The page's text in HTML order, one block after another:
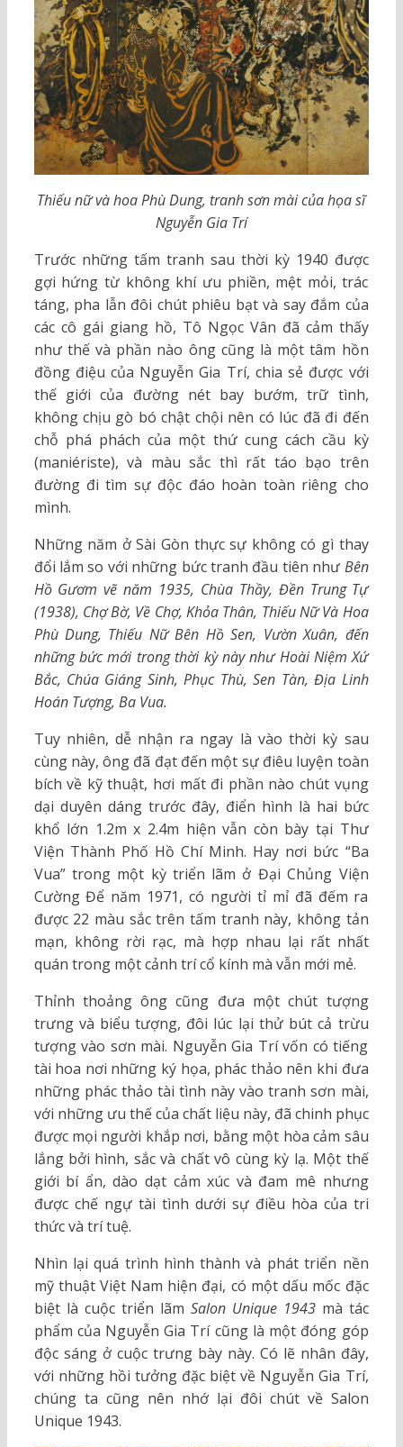
Thiếu nữ và hoa Phù Dung, tranh sơn mài của họa sĩ
Nguyễn Gia Trí
Trước những tấm tranh sau thời kỳ 1940 được
gợi hứng từ không khí ưu phiền, mệt mỏi, trác
táng, pha lẫn đôi chút phiêu bạt và say đắm của
các cô gái giang hồ, Tô Ngọc Vân đã cảm thấy
như thế và phần nào ông cũng là một tâm hồn
đồng điệu của Nguyễn Gia Trí, chia sẻ được với
thế giới của đường nét bay bướm, trữ tình,
không chịu gò bó chật chội nên có lúc đã đi đến
chỗ phá phách của một thứ cung cách cầu kỳ
(maniériste), và màu sắc thì rất táo bạo trên
đường đi tìm sự độc đáo hoàn toàn riêng cho
mình.
Những năm ở Sài Gòn thực sự không có gì thay
đổi lắm so với những bức tranh đầu tiên như Bên
Hồ Gươm vẽ năm 1935, Chùa Thầy, Đền Trung Tự
(1938), Chợ Bờ, Về Chợ, Khỏa Thân, Thiếu Nữ Và Hoa
Phù Dung, Thiếu Nữ Bên Hồ Sen, Vườn Xuân, đến
những bức mới trong thời kỳ này như Hoài Niệm Xứ
Bắc, Chúa Giáng Sinh, Phục Thù, Sen Tàn, Địa Linh
Hoán Tượng, Ba Vua.
Tuy nhiên, dễ nhận ra ngay là vào thời kỳ sau
cùng này, ông đã đạt đến một sự điêu luyện toàn
bích về kỹ thuật, hơi mất đi phần nào chút vụng
dại duyên dáng trước đây, điển hình là hai bức
khổ lớn 1.2m x 2.4m hiện vẫn còn bày tại Thư
Viện Thành Phố Hồ Chí Minh. Hay nơi bức “Ba
Vua” trong một kỳ triển lãm ở Đại Chủng Viện
Cường Để năm 1971, có người tỉ mỉ đã đếm ra
được 22 màu sắc trên tấm tranh này, không tản
mạn, không rời rạc, mà hợp nhau lại rất nhất
quán trong một cảnh trí cổ kính mà vẫn mới mẻ.
Thỉnh thoảng ông cũng đưa một chút tượng
trưng và biểu tượng, đôi lúc lại thử bút cả trừu
tượng vào sơn mài. Nguyễn Gia Trí vốn có tiếng
tài hoa nơi những ký họa, phác thảo nên khi đưa
những phác thảo tài tình này vào tranh sơn mài,
với những ưu thế của chất liệu này, đã chinh phục
được mọi người khắp nơi, bằng một hòa cảm sâu
lắng bởi hình, sắc và chất vô cùng kỳ lạ. Một thế
giới bí ẩn, dào dạt cảm xúc và đam mê nhưng
được chế ngự tài tình dưới sự điều hòa của tri
thức và trí tuệ.
Nhìn lại quá trình hình thành và phát triển nền
mỹ thuật Việt Nam hiện đại, có một dấu mốc đặc
biệt là cuộc triển lãm Salon Unique 1943mà tác
phẩm của Nguyễn Gia Trí cũng là một đóng góp
độc sáng ở cuộc trưng bày này. Có lẽ nhân đây,
với những hồi tưởng đặc biệt về Nguyễn Gia Trí,
chúng ta cũng nên nhớ lại đôi chút về Salon
Unique 1943.